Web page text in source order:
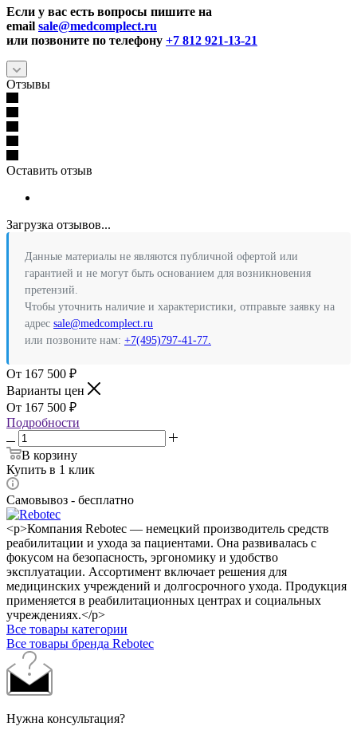
Если у вас есть вопросы пишите на
email sale@medcomplect.ru
или позвоните по телефону +7 812 921-13-21
Отзывы
Оставить отзыв
Загрузка отзывов...
Данные материалы не являются публичной офертой или
гарантией и не могут быть основанием для возникновения
претензий.
Чтобы уточнить наличие и характеристики, отправьте заявку на
адрес sale@medcomplect.ru
или позвоните нам: +7(495)797-41-77.
167 500 ₽
Варианты цен
167 500 ₽
Подробности
В корзину
Купить в 1 клик
Самовывоз - бесплатно
<p>Компания Rebotec — немецкий производитель средств
реабилитации и ухода за пациентами. Она развивалась с
фокусом на безопасность, эргономику и удобство
эксплуатации. Ассортимент включает решения для
медицинских учреждений и долгосрочного ухода. Продукция
применяется в реабилитационных центрах и социальных
учреждениях.</p>
Все товары категории
Все товары бренда Rebotec
Нужна консультация?